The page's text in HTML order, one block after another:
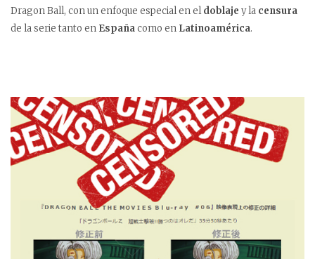
Dragon Ball, con un enfoque especial en eldoblaje y la censura
de la serie tanto en Españacomo en Latinoamérica.